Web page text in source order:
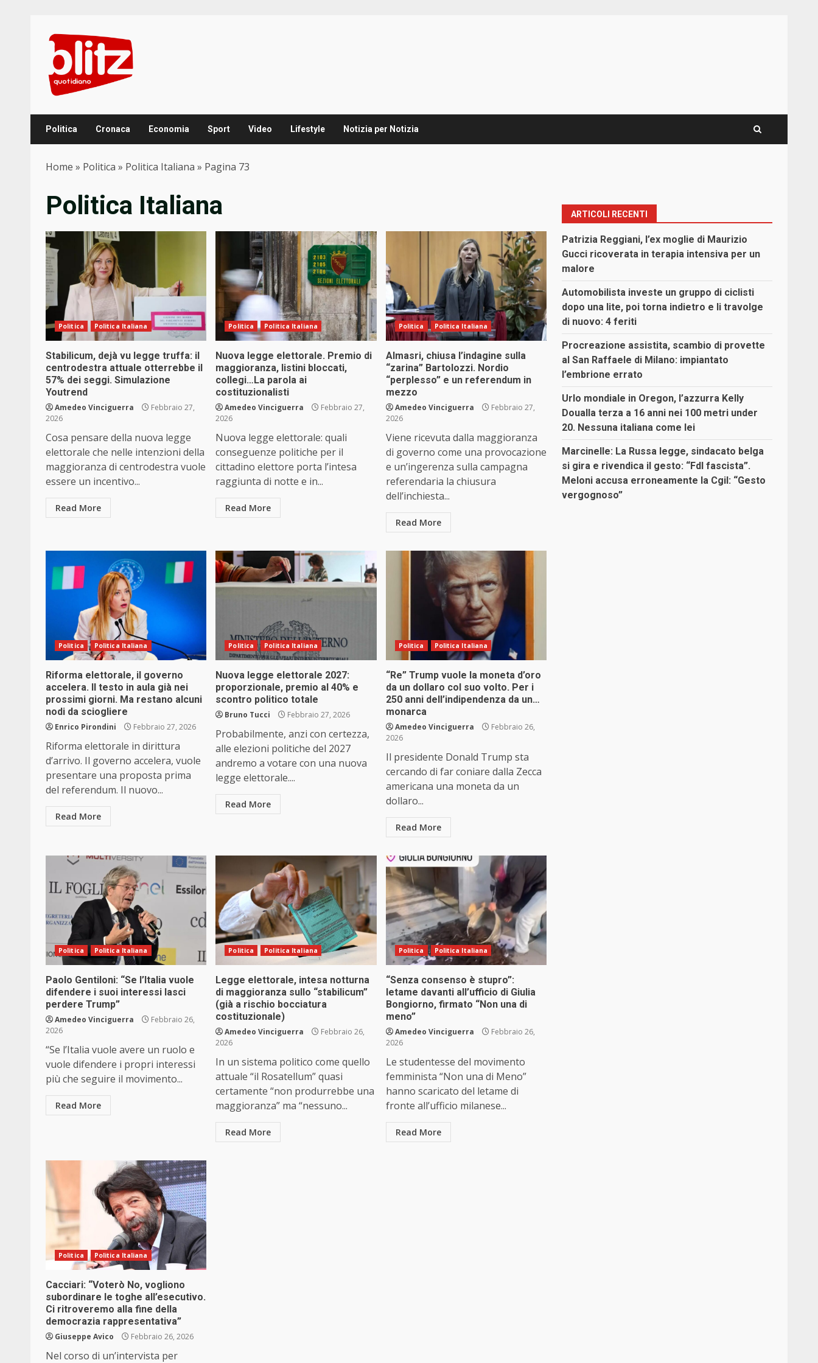
content
Politica Cronaca Economia Sport Video Lifestyle Notizia per Notizia
Home » Politica » Politica Italiana » Pagina 73
Politica Italiana
Politica Politica Italiana
Stabilicum, dejà vu legge truffa: il
centrodestra attuale otterrebbe il
57% dei seggi. Simulazione
Youtrend
Amedeo Vinciguerra
Febbraio 27,
2026
Cosa pensare della nuova legge
elettorale che nelle intenzioni della
maggioranza di centrodestra vuole
essere un incentivo...
Read More
Politica Politica Italiana
Nuova legge elettorale. Premio di
maggioranza, listini bloccati,
collegi…La parola ai
costituzionalisti
Amedeo Vinciguerra
Febbraio 27,
2026
Nuova legge elettorale: quali
conseguenze politiche per il
cittadino elettore porta l’intesa
raggiunta di notte e in...
Read More
Politica Politica Italiana
Almasri, chiusa l’indagine sulla
“zarina” Bartolozzi. Nordio
“perplesso” e un referendum in
mezzo
Amedeo Vinciguerra
Febbraio 27,
2026
Viene ricevuta dalla maggioranza
di governo come una provocazione
e un’ingerenza sulla campagna
referendaria la chiusura
dell’inchiesta...
Read More
Politica Politica Italiana
Riforma elettorale, il governo
accelera. Il testo in aula già nei
prossimi giorni. Ma restano alcuni
nodi da sciogliere
Enrico Pirondini Febbraio 27, 2026
Riforma elettorale in dirittura
d’arrivo. Il governo accelera, vuole
presentare una proposta prima
del referendum. Il nuovo...
Read More
Politica Politica Italiana
Nuova legge elettorale 2027:
proporzionale, premio al 40% e
scontro politico totale
Bruno Tucci Febbraio 27, 2026
Probabilmente, anzi con certezza,
alle elezioni politiche del 2027
andremo a votare con una nuova
legge elettorale....
Read More
Politica Politica Italiana
“Re” Trump vuole la moneta d’oro
da un dollaro col suo volto. Per i
250 anni dell’indipendenza da un…
monarca
Amedeo Vinciguerra
Febbraio 26,
2026
Il presidente Donald Trump sta
cercando di far coniare dalla Zecca
americana una moneta da un
dollaro...
Read More
Politica Politica Italiana
Paolo Gentiloni: “Se l’Italia vuole
difendere i suoi interessi lasci
perdere Trump”
Amedeo Vinciguerra
Febbraio 26,
2026
“Se l’Italia vuole avere un ruolo e
vuole difendere i propri interessi
più che seguire il movimento...
Read More
Politica Politica Italiana
Legge elettorale, intesa notturna
di maggioranza sullo “stabilicum”
(già a rischio bocciatura
costituzionale)
Amedeo Vinciguerra
Febbraio 26,
2026
In un sistema politico come quello
attuale “il Rosatellum” quasi
certamente “non produrrebbe una
maggioranza” ma “nessuno...
Read More
Politica Politica Italiana
“Senza consenso è stupro”:
letame davanti all’ufficio di Giulia
Bongiorno, firmato “Non una di
meno”
Amedeo Vinciguerra
Febbraio 26,
2026
Le studentesse del movimento
femminista “Non una di Meno”
hanno scaricato del letame di
fronte all’ufficio milanese...
Read More
Politica Politica Italiana
Cacciari: “Voterò No, vogliono
subordinare le toghe all’esecutivo.
Ci ritroveremo alla fine della
democrazia rappresentativa”
Giuseppe Avico Febbraio 26, 2026
Nel corso di un’intervista per
ARTICOLI RECENTI
Patrizia Reggiani, l’ex moglie di Maurizio
Gucci ricoverata in terapia intensiva per un
malore
Automobilista investe un gruppo di ciclisti
dopo una lite, poi torna indietro e li travolge
di nuovo: 4 feriti
Procreazione assistita, scambio di provette
al San Raffaele di Milano: impiantato
l’embrione errato
Urlo mondiale in Oregon, l’azzurra Kelly
Doualla terza a 16 anni nei 100 metri under
20. Nessuna italiana come lei
Marcinelle: La Russa legge, sindacato belga
si gira e rivendica il gesto: “FdI fascista”.
Meloni accusa erroneamente la Cgil: “Gesto
vergognoso”